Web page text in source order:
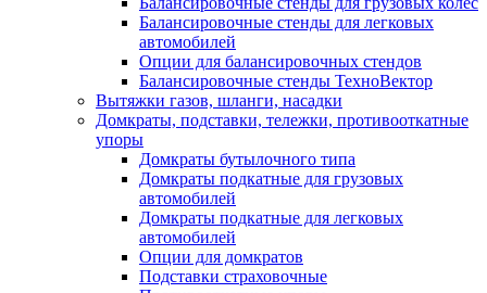
Балансировочные стенды для легковых
автомобилей
Опции для балансировочных стендов
Балансировочные стенды ТехноВектор
Вытяжки газов, шланги, насадки
Домкраты, подставки, тележки, противооткатные
упоры
Домкраты бутылочного типа
Домкраты подкатные для грузовых
автомобилей
Домкраты подкатные для легковых
автомобилей
Опции для домкратов
Подставки страховочные